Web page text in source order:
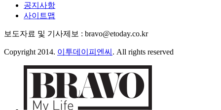
공지사항
사이트맵
보도자료 및 기사제보 : bravo@etoday.co.kr
Copyright 2014. 이투데이피엔씨 . All rights reserved